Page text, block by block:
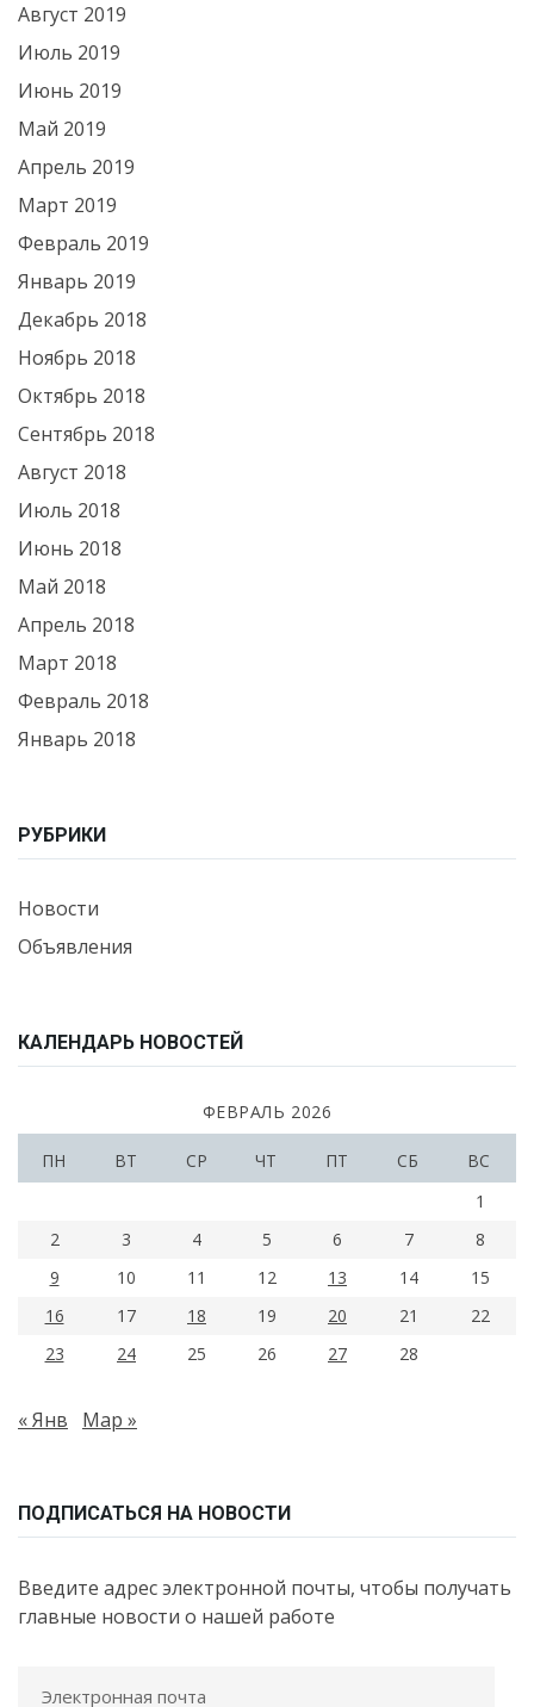
Август 2019
Июль 2019
Июнь 2019
Май 2019
Апрель 2019
Март 2019
Февраль 2019
Январь 2019
Декабрь 2018
Ноябрь 2018
Октябрь 2018
Сентябрь 2018
Август 2018
Июль 2018
Июнь 2018
Май 2018
Апрель 2018
Март 2018
Февраль 2018
Январь 2018
РУБРИКИ
Новости
Объявления
КАЛЕНДАРЬ НОВОСТЕЙ
ФЕВРАЛЬ 2026
ПН ВТ СР ЧТ ПТ СБ
ВС
1
2
3 4 5 6 7
8
9
10 11 12 13 14
15
16
17 18 19 20 21
22
23
24 25 26 27 28
« Янв Мар »
ПОДПИСАТЬСЯ НА НОВОСТИ
Введите адрес электронной почты, чтобы получать
главные новости о нашей работе